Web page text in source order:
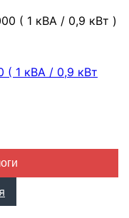
1 кВА / 0,9 кВт